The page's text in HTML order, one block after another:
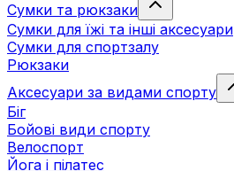
Сумки та рюкзаки
Сумки для їжі та інші аксесуари
Сумки для спортзалу
Рюкзаки
Аксесуари за видами спорту
Біг
Бойові види спорту
Велоспорт
Йога і пілатес